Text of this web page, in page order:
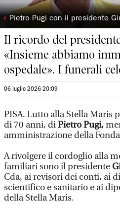
◗ Pietro Pugi con il presidente
Il ricordo del
«Insieme abbiamo
ospedale». I funerali
06 luglio 2026 20:09
PISA. Lutto alla Stella Maris
di 70 anni, diPietro Pugi,
amministrazione della
A rivolgere il cordoglio alla
familiari sono il presidente
Cda, ai revisori dei conti, ai
scientifico e sanitario e ai
della Stella Maris.